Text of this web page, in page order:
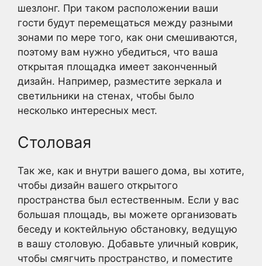
шезлонг. При таком расположении ваши
гости будут перемещаться между разными
зонами по мере того, как они смешиваются,
поэтому вам нужно убедиться, что ваша
открытая площадка имеет законченный
дизайн. Например, разместите зеркала и
светильники на стенах, чтобы было
несколько интересных мест.
Столовая
Так же, как и внутри вашего дома, вы хотите,
чтобы дизайн вашего открытого
пространства был естественным. Если у вас
большая площадь, вы можете организовать
беседу и коктейльную обстановку, ведущую
в вашу столовую. Добавьте уличный коврик,
чтобы смягчить пространство, и поместите